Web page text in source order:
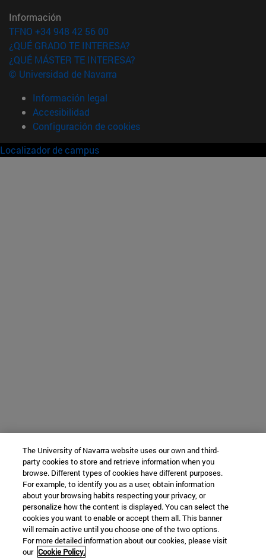
Información
TFNO +34 948 42 56 00
¿QUÉ GRADO TE INTERESA?
¿QUÉ MÁSTER TE INTERESA?
© Universidad de Navarra
Información legal
Accesibilidad
Configuración de cookies
Localizador de campus
The University of Navarra website uses our own and third-
party cookies to store and retrieve information when you
browse. Different types of cookies have different purposes.
For example, to identify you as a user, obtain information
about your browsing habits respecting your privacy, or
personalize how the content is displayed. You can select the
cookies you want to enable or accept them all. This banner
will remain active until you choose one of the two options.
For more detailed information about our cookies, please visit
our Cookie Policy.